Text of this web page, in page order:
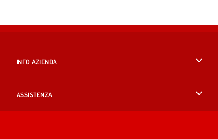
INFO AZIENDA
ASSISTENZA